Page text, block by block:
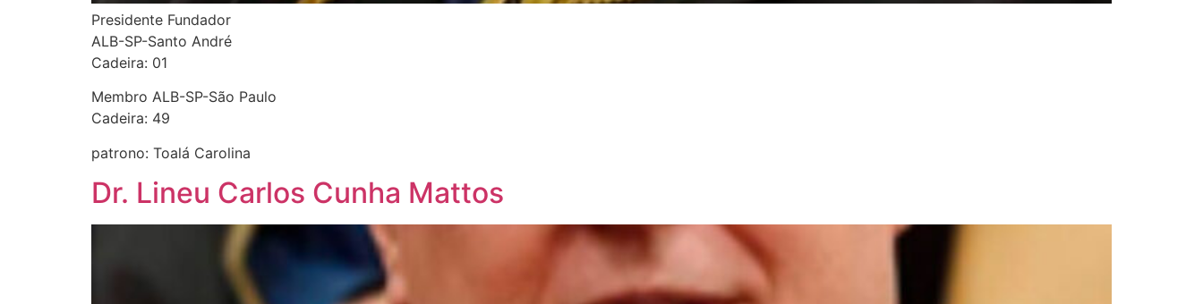
Presidente Fundador
ALB-SP-Santo André
Cadeira: 01
Membro ALB-SP-São Paulo
Cadeira: 49
patrono: Toalá Carolina
Dr. Lineu Carlos Cunha Mattos